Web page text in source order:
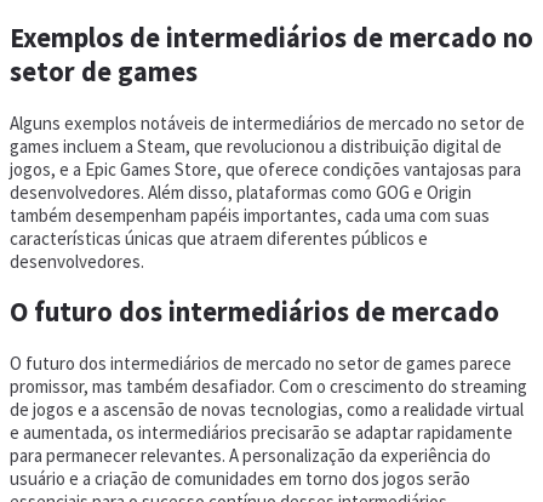
Exemplos de intermediários de mercado no
setor de games
Alguns exemplos notáveis de intermediários de mercado no setor de
games incluem a Steam, que revolucionou a distribuição digital de
jogos, e a Epic Games Store, que oferece condições vantajosas para
desenvolvedores. Além disso, plataformas como GOG e Origin
também desempenham papéis importantes, cada uma com suas
características únicas que atraem diferentes públicos e
desenvolvedores.
O futuro dos intermediários de mercado
O futuro dos intermediários de mercado no setor de games parece
promissor, mas também desafiador. Com o crescimento do streaming
de jogos e a ascensão de novas tecnologias, como a realidade virtual
e aumentada, os intermediários precisarão se adaptar rapidamente
para permanecer relevantes. A personalização da experiência do
usuário e a criação de comunidades em torno dos jogos serão